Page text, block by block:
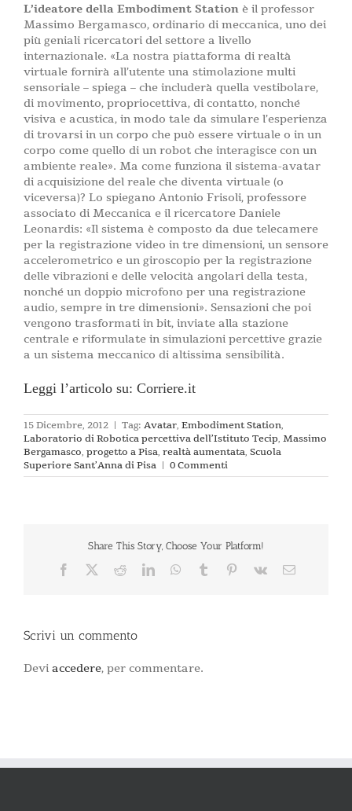
L’ideatore della Embodiment Station è il professor
Massimo Bergamasco, ordinario di meccanica, uno dei
più geniali ricercatori del settore a livello
internazionale. «La nostra piattaforma di realtà
virtuale fornirà all’utente una stimolazione multi
sensoriale – spiega – che includerà quella vestibolare,
di movimento, propriocettiva, di contatto, nonché
visiva e acustica, in modo tale da simulare l’esperienza
di trovarsi in un corpo che può essere virtuale o in un
corpo come quello di un robot che interagisce con un
ambiente reale». Ma come funziona il sistema-avatar
di acquisizione del reale che diventa virtuale (o
viceversa)? Lo spiegano Antonio Frisoli, professore
associato di Meccanica e il ricercatore Daniele
Leonardis: «Il sistema è composto da due telecamere
per la registrazione video in tre dimensioni, un sensore
accelerometrico e un giroscopio per la registrazione
delle vibrazioni e delle velocità angolari della testa,
nonché un doppio microfono per una registrazione
audio, sempre in tre dimensioni». Sensazioni che poi
vengono trasformati in bit, inviate alla stazione
centrale e riformulate in simulazioni percettive grazie
a un sistema meccanico di altissima sensibilità.
Leggi l’articolo su: Corriere.it
15 Dicembre, 2012 | Tag: Avatar, Embodiment Station,
Laboratorio di Robotica percettiva dell’Istituto Tecip, Massimo
Bergamasco, progetto a Pisa, realtà aumentata, Scuola
Superiore Sant’Anna di Pisa | 0 Commenti
Share This Story, Choose Your Platform!
Facebook RedditLinkedInWhatsApp
Tumblr Pinterest
Vk Email
Scrivi un commento
Devi accedere, per commentare.